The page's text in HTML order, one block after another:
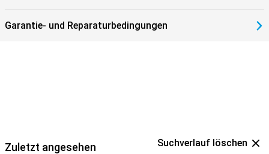
Garantie- und Reparaturbedingungen
Zuletzt angesehen Suchverlauf löschen